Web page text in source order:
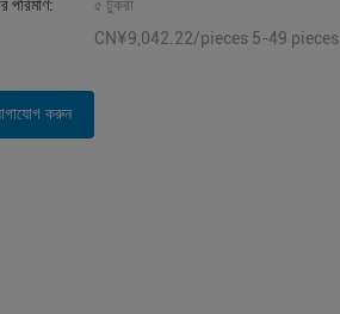
পরিমাণ:
৫ টুকরা
CN¥9,042.22/pieces 5-49 pieces
করুন